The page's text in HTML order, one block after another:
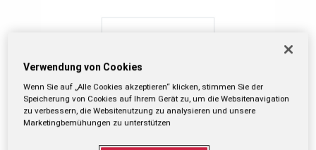
Verwendung von Cookies
Wenn Sie auf „Alle Cookies akzeptieren“ klicken, stimmen Sie der
Speicherung von Cookies auf Ihrem Gerät zu, um die Websitenavigation
zu verbessern, die Websitenutzung zu analysieren und unsere
Marketingbemühungen zu unterstützen